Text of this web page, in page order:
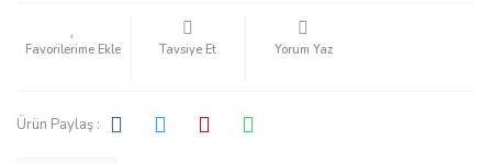
Tavsiye Et Yorum Yaz
Ürün Paylaş :